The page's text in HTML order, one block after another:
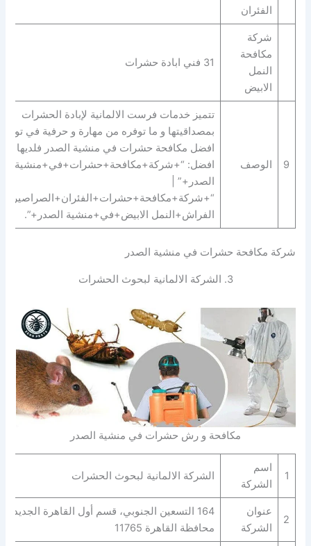
الفئران
شركة
مكافحة
النمل
الابيض
31 فني ابادة حشرات
9 الوصف
تتميز خدمات فرست الالمانية لإبادة الحشرات
بمصداقيتها و ما توفره من مهارة و حرفية في توفير
افضل مكافحة حشرات في منشية الصدر فلديها
افضل: “+شركة+مكافحة+حشرات+في+منشية
الصدر+” |
الفراش+النمل الابيض+في+منشية الصدر+”.
شركة مكافحة حشرات في منشية الصدر
3. الشركة الالمانية لبحوث الحشرات
مكافحة و رش حشرات في منشية الصدر
1
اسم
الشركة
الشركة الالمانية لبحوث الحشرات
2
عنوان
الشركة
164 التسعين الجنوبي، قسم أول القاهرة الجديدة،
محافظة القاهرة‬ 11765